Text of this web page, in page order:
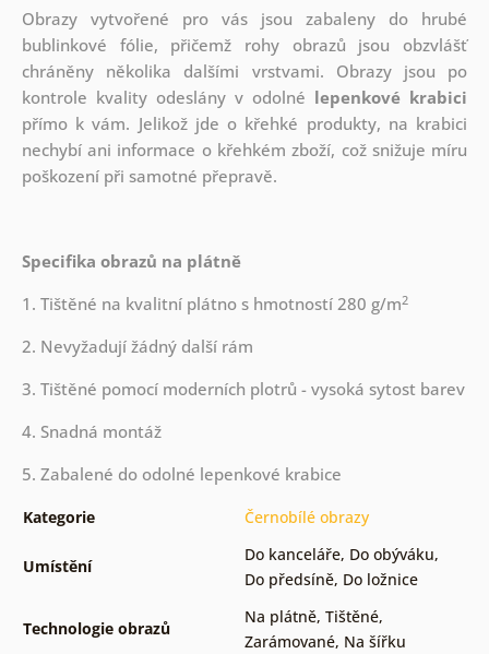
Obrazy vytvořené pro vás jsou zabaleny do hrubé
bublinkové fólie, přičemž rohy obrazů jsou obzvlášť
chráněny několika dalšími vrstvami. Obrazy jsou po
kontrole kvality odeslány v odolné lepenkové krabici
přímo k vám. Jelikož jde o křehké produkty, na krabici
nechybí ani informace o křehkém zboží, což snižuje míru
poškození při samotné přepravě.
Specifika obrazů na plátně
1. Tištěné na kvalitní plátno s hmotností 280 g/m2
2. Nevyžadují žádný další rám
3. Tištěné pomocí moderních plotrů - vysoká sytost barev
4. Snadná montáž
5. Zabalené do odolné lepenkové krabice
Kategorie Černobílé obrazy
Umístění
Do kanceláře, Do obýváku,
Do předsíně, Do ložnice
Technologie obrazů
Na plátně, Tištěné,
Zarámované, Na šířku